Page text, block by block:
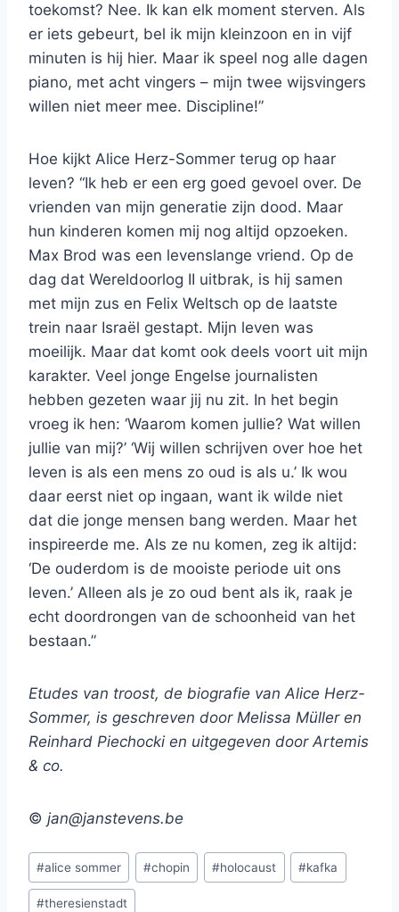
toekomst? Nee. Ik kan elk moment sterven. Als
er iets gebeurt, bel ik mijn kleinzoon en in vijf
minuten is hij hier. Maar ik speel nog alle dagen
piano, met acht vingers – mijn twee wijsvingers
willen niet meer mee. Discipline!”
Hoe kijkt Alice Herz-Sommer terug op haar
leven? “Ik heb er een erg goed gevoel over. De
vrienden van mijn generatie zijn dood. Maar
hun kinderen komen mij nog altijd opzoeken.
Max Brod was een levenslange vriend. Op de
dag dat Wereldoorlog II uitbrak, is hij samen
met mijn zus en Felix Weltsch op de laatste
trein naar Israël gestapt. Mijn leven was
moeilijk. Maar dat komt ook deels voort uit mijn
karakter. Veel jonge Engelse journalisten
hebben gezeten waar jij nu zit. In het begin
vroeg ik hen: ‘Waarom komen jullie? Wat willen
jullie van mij?’ ‘Wij willen schrijven over hoe het
leven is als een mens zo oud is als u.’ Ik wou
daar eerst niet op ingaan, want ik wilde niet
dat die jonge mensen bang werden. Maar het
inspireerde me. Als ze nu komen, zeg ik altijd:
‘De ouderdom is de mooiste periode uit ons
leven.’ Alleen als je zo oud bent als ik, raak je
echt doordrongen van de schoonheid van het
bestaan.”
Etudes van troost, de biografie van Alice Herz-
Sommer, is geschreven door Melissa Müller en
Reinhard Piechocki en uitgegeven door Artemis
& co.
© jan@janstevens.be
Bericht
tags:
#alice sommer #chopin #holocaust #kafka
#theresienstadt